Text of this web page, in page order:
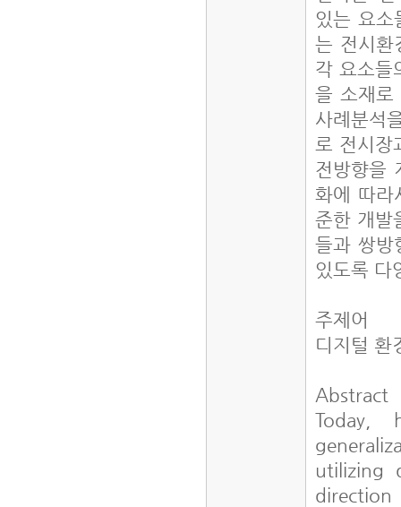
있는 요소
는 전시환
각 요소들
을 소재로
사례분석
로 전시장
전방향을
화에 따라
준한 개발
들과 쌍방
있도록 다
주제어
디지털 환
Abstract
Today,
utilizing